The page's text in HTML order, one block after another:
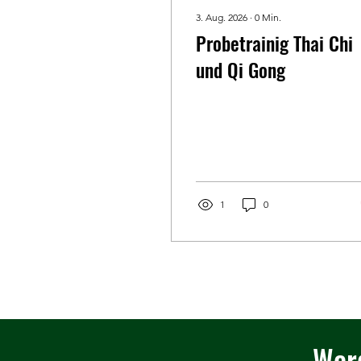
3. Aug. 2026 ∙ 0 Min.
Probetrainig Thai Chi
und Qi Gong
1 0